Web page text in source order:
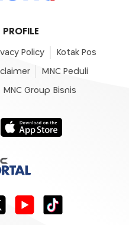
Policy Kotak Pos
MNC Peduli
MNC Group Bisnis